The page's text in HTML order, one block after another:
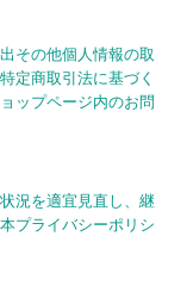
その他個人情報の取
定商取引法に基づく
ップページ内のお問
況を適宜見直し、継
プライバシーポリシ